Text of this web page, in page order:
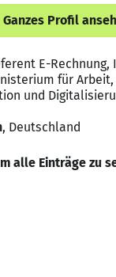
Ganzes Profil
E-Rechnung,
für Arbeit,
und
, Deutschland
alle Einträge zu